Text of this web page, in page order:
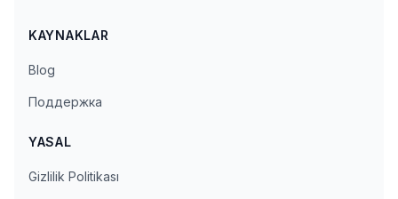
KAYNAKLAR
Blog
Поддержка
YASAL
Gizlilik Politikası